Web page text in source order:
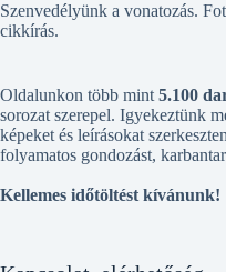
Szenvedélyünk a vonatozás.
cikkírás.
Oldalunkon több mint 5.100
sorozat szerepel. Igyekeztünk
képeket és leírásokat
folyamatos gondozást,
Kellemes időtöltést kívánunk!